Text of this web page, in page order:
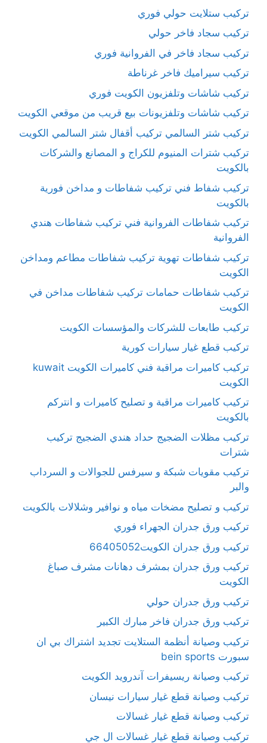
تركيب ستلايت حولي فوري
تركيب سجاد فاخر حولي
تركيب سجاد فاخر في الفروانية فوري
تركيب سيراميك فاخر غرناطة
تركيب شاشات وتلفزيون الكويت فوري
تركيب شاشات وتلفزيونات بيع قريب من موقعي الكويت
تركيب شتر السالمي تركيب أقفال شتر السالمي الكويت
تركيب شترات المنيوم للكراج و المصانع والشركات
بالكويت
تركيب شفاط فني تركيب شفاطات و مداخن فورية
بالكويت
تركيب شفاطات الفروانية فني تركيب شفاطات هندي
الفروانية
تركيب شفاطات تهوية تركيب شفاطات مطاعم ومداخن
الكويت
تركيب شفاطات حمامات تركيب شفاطات مداخن في
الكويت
تركيب طابعات للشركات والمؤسسات الكويت
تركيب قطع غيار سيارات كورية
تركيب كاميرات مراقبة فني كاميرات الكويت kuwait
الكويت
تركيب كاميرات مراقبة و تصليح كاميرات و انتركم
بالكويت
تركيب مظلات الضجيج حداد هندي الضجيج تركيب
شترات
تركيب مقويات شبكة و سيرفس للجوالات و السرداب
والبر
تركيب و تصليح مضخات مياه و نوافير وشلالات بالكويت
تركيب ورق جدران الجهراء فوري
تركيب ورق جدران الكويت66405052
تركيب ورق جدران بمشرف دهانات مشرف صباغ
الكويت
تركيب ورق جدران حولي
تركيب ورق جدران فاخر مبارك الكبير
تركيب وصيانة أنظمة الستلايت تجديد اشتراك بي ان
سبورت bein sports
تركيب وصيانة ريسيفرات آندرويد الكويت
تركيب وصيانة قطع غيار سيارات نيسان
تركيب وصيانة قطع غيار غسالات
تركيب وصيانة قطع غيار غسالات ال جي